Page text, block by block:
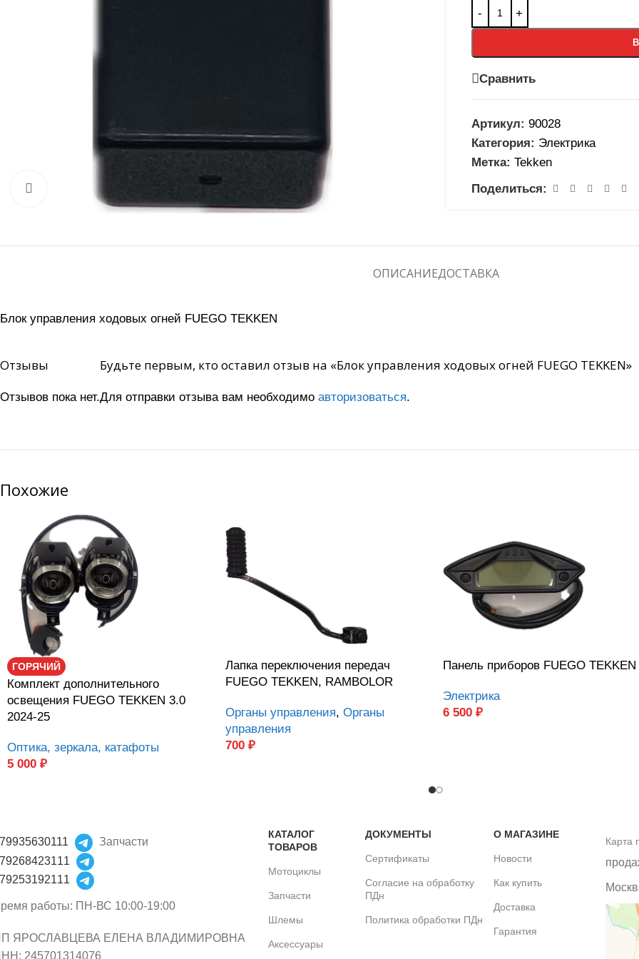
Нажмите, чтобы увеличить
Сравнить
Артикул: 90028
Категория: Электрика
Метка: Tekken
Поделиться:
ОПИСАНИЕДОСТАВКА
Блок управления ходовых огней FUEGO TEKKEN
Отзывы
Отзывов пока нет.
Будьте первым, кто оставил отзыв на «Блок управления ходовых огней FUEGO TEKKEN»
Для отправки отзыва вам необходимо авторизоваться.
Похожие
ГОРЯЧИЙ
Комплект дополнительного
освещения FUEGO TEKKEN 3.0
2024-25
Оптика, зеркала, катафоты
5 000 ₽
Лапка переключения передач
FUEGO TEKKEN, RAMBOLOR
Органы управления, Органы
управления
700 ₽
Панель приборов FUEGO TEKKEN
Электрика
6 500 ₽
Запчасти
работы: ПН-ВС 10:00-19:00
ЯРОСЛАВЦЕВА ЕЛЕНА ВЛАДИМИРОВНА
245701314076
КАТАЛОГ
ТОВАРОВ
Мотоциклы
Запчасти
Шлемы
Аксессуары
ДОКУМЕНТЫ
Сертификаты
Согласие на обработку
ПДн
Политика обработки ПДн
О МАГАЗИНЕ
Новости
Как купить
Доставка
Гарантия
Карта